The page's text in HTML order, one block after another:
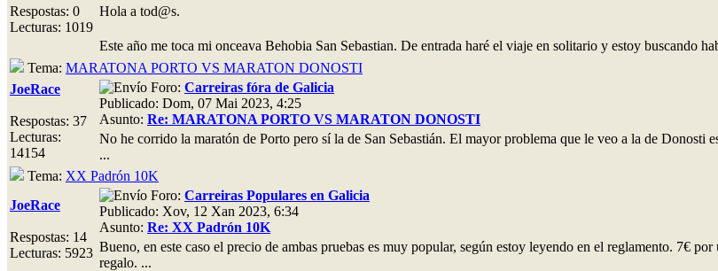
Respostas: 0
Lecturas: 1019
Hola a tod@s.
Este año me toca mi onceava Behobia San Sebastian. De entrada haré el viaje en solitario y estoy buscando
Tema: MARATONA PORTO VS MARATON DONOSTI
JoeRace
Respostas: 37
Lecturas:
14154
Foro: Carreiras fóra de Galicia
Publicado: Dom, 07 Mai 2023, 4:25
Asunto: Re: MARATONA PORTO VS MARATON DONOSTI
No he corrido la maratón de Porto pero sí la de San Sebastián. El mayor problema que le veo a la de
...
Tema: XX Padrón 10K
JoeRace
Respostas: 14
Lecturas: 5923
Foro: Carreiras Populares en Galicia
Publicado: Xov, 12 Xan 2023, 6:34
Asunto: Re: XX Padrón 10K
Bueno, en este caso el precio de ambas pruebas es muy popular, según estoy leyendo en el reglamento. 7€
regalo. ...